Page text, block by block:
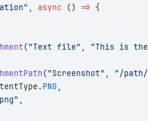
, async () => {
("Text file" , "This is
("Screenshot" , "/path/
PNG ,
,